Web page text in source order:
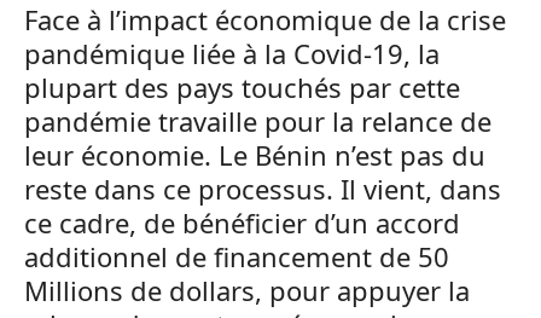
Face à l’impact économique de la crise
pandémique liée à la Covid-19, la
plupart des pays touchés par cette
pandémie travaille pour la relance de
leur économie. Le Bénin n’est pas du
reste dans ce processus. Il vient, dans
ce cadre, de bénéficier d’un accord
additionnel de financement de 50
Millions de dollars, pour appuyer la